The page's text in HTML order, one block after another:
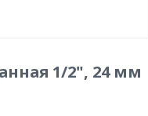
1/2", 24 мм